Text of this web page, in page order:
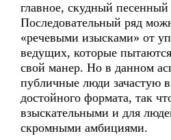
главное, скудный песенный
Последовательный ряд
«речевыми изысками» от
ведущих, которые
свой манер. Но в данном
публичные люди зачастую
достойного формата, так
взыскательными и для
скромными амбициями.